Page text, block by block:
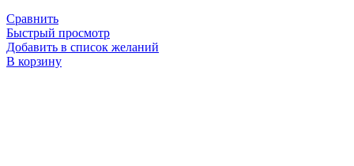
Сравнить
Быстрый просмотр
Добавить в список желаний
Количество
В корзину